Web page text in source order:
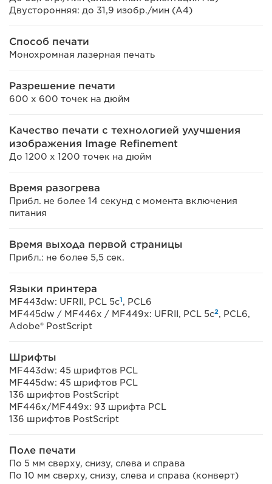
Двусторонняя: до 31,9 изобр./мин (A4)
Способ печати
Монохромная лазерная печать
Разрешение печати
600 x 600 точек на дюйм
Качество печати с технологией улучшения
изображения Image Refinement
До 1200 х 1200 точек на дюйм
Время разогрева
Прибл. не более 14 секунд с момента включения
питания
Время выхода первой страницы
Прибл.: не более 5,5 сек.
Языки принтера
MF443dw: UFRII, PCL 5c1, PCL6
MF445dw / MF446x / MF449x: UFRII, PCL 5c2, PCL6,
Adobe® PostScript
Шрифты
MF443dw: 45 шрифтов PCL
MF445dw: 45 шрифтов PCL
136 шрифтов PostScript
MF446x/MF449x: 93 шрифта PCL
136 шрифтов PostScript
Поле печати
По 5 мм сверху, снизу, слева и справа
По 10 мм сверху, снизу, слева и справа (конверт)